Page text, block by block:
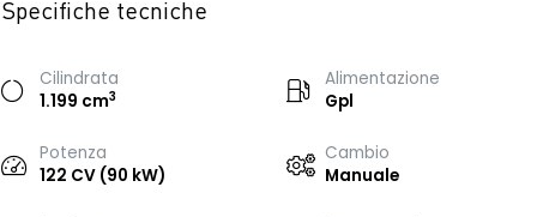
Specifiche tecniche
Cilindrata
1.199 cm3
Alimentazione
Gpl
Potenza
122 CV (90 kW)
Cambio
Manuale